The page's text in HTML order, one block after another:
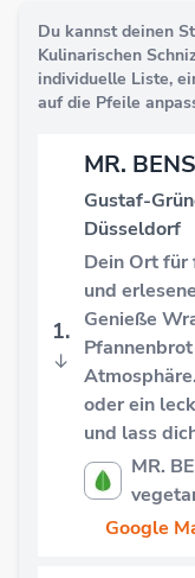
Du kannst deinen
Kulinarischen
individuelle Liste,
auf die Pfeile
1.
↓
MR.
Gustaf-
Düsseldorf
Dein Ort für
und
Genieße
oder ein
und lass
MR.
Google